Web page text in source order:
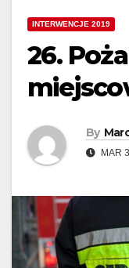
INTERWENCJE 2019
26.
By
MAR